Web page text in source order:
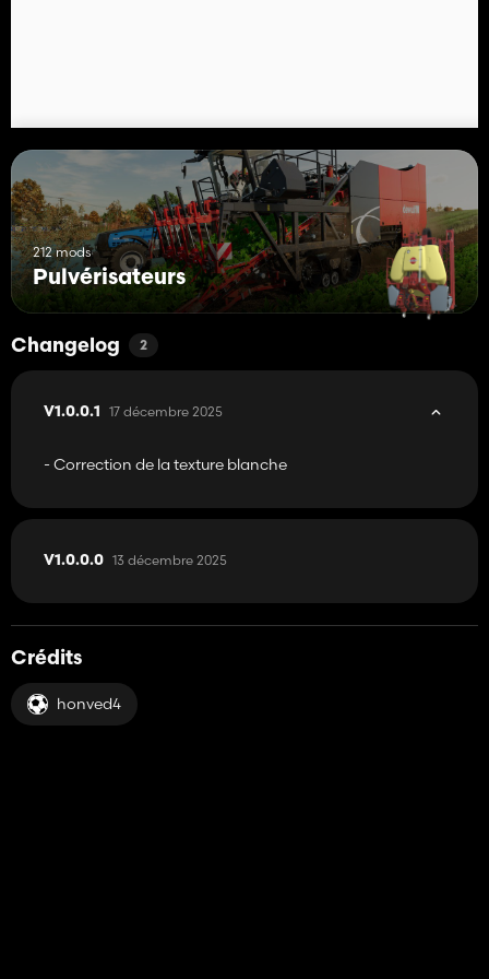
212 mods
Pulvérisateurs
Changelog 2
V1.0.0.1 17 décembre 2025
- Correction de la texture blanche
V1.0.0.0 13 décembre 2025
Crédits
honved4